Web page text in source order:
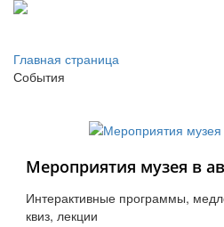
Главная страница
События
Мероприятия музея в
Интерактивные программы,
квиз, лекции